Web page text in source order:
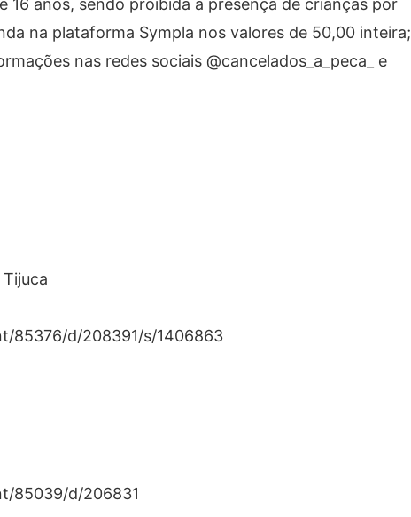
16 anos, sendo proibida a presença de crianças por
na plataforma Sympla nos valores de 50,00 inteira;
nas redes sociais @cancelados_a_peca_ e
85376/d/208391/s/1406863
85039/d/206831